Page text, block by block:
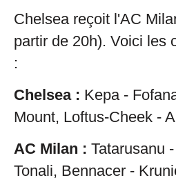
Chelsea reçoit l'AC
partir de 20h). Voici les
:
Chelsea : Kepa -
Mount, Loftus-Cheek -
AC Milan : Tatarusanu
Tonali, Bennacer -